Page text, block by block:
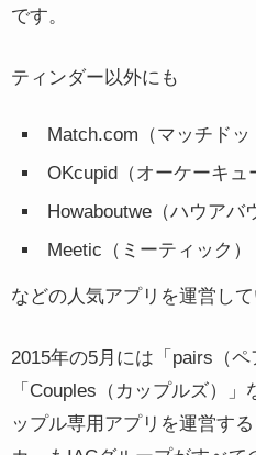
です。
ティンダー以外にも
Match.com（マッチドッ
OKcupid（オーケーキュ
Howaboutwe（ハウアバ
Meetic（ミーティック）
などの人気アプリを運営して
2015年の5月には「pairs（
「Couples（カップルズ）
ップル専用アプリを運営す